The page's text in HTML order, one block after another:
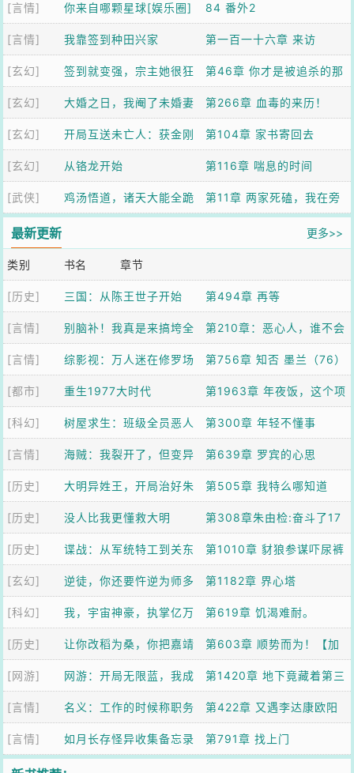
什么好人
[言情] 你来自哪颗星球[娱乐圈] 84 番外2
[言情] 我靠签到种田兴家 第一百一十六章 来访
[玄幻] 签到就变强，宗主她很狂 第46章 你才是被追杀的那
个
[玄幻] 大婚之日，我阉了未婚妻
的白月光
第266章 血毒的来历！
[玄幻] 开局互送未亡人：获金刚
不坏神功
第104章 家书寄回去
[玄幻] 从铬龙开始 第116章 喘息的时间
[武侠] 鸡汤悟道，诸天大能全跪 第11章 两家死磕，我在旁
最新更新 更多>>
类别 书名 章节
[历史] 三国：从陈王世子开始 第494章 再等
[言情] 别脑补！我真是来搞垮全
家的
第210章：恶心人，谁不会
[言情] 综影视：万人迷在修罗场
杀疯了
第756章 知否 墨兰（76）
[都市] 重生1977大时代 第1963章 年夜饭，这个项
目我方言投了
[科幻] 树屋求生：班级全员恶人 第300章 年轻不懂事
[言情] 海贼：我裂开了，但变异
天赋超强
第639章 罗宾的心思
[历史] 大明异姓王，开局治好朱
雄英！
第505章 我特么哪知道
啊？我纯装的
[历史] 没人比我更懂救大明 第308章朱由检:奋斗了17
年，大明终于步入近代
[历史] 谍战：从军统特工到关东
军新星
第1010章 豺狼参谋吓尿裤
子，小林阁下救命！
[玄幻] 逆徒，你还要忤逆为师多
少次？
第1182章 界心塔
[科幻] 我，宇宙神豪，执掌亿万
星域！
第619章 饥渴难耐。
[历史] 让你改稻为桑，你把嘉靖
气懵了！
第603章 顺势而为！【加
更】
[网游] 网游：开局无限蓝，我成
神级法师
第1420章 地下竟藏着第三
座育苗棚
[言情] 名义：工作的时候称职务 第422章 又遇李达康欧阳
菁
[言情] 如月长存怪异收集备忘录 第791章 找上门